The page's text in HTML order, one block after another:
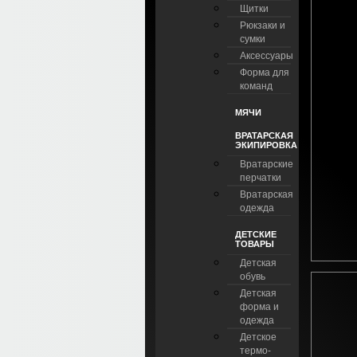
Щитки
Рюкзаки и
сумки
Аксессуары
Форма для
команд
МЯЧИ
ВРАТАРСКАЯ
ЭКИПИРОВКА
Вратарские
перчатки
Вратарская
одежда
ДЕТСКИЕ
ТОВАРЫ
Детская
обувь
Детская
форма и
одежда
Детское
термо-